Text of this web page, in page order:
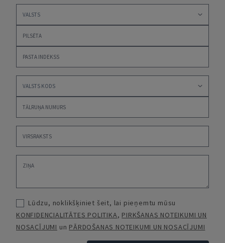
Lūdzu, noklikšķiniet šeit, lai pieņemtu mūsu
KONFIDENCIALITĀTES POLITIKA, PIRKŠANAS NOTEIKUMI UN
NOSACĪJUMI un PĀRDOŠANAS NOTEIKUMI UN NOSACĪJUMI